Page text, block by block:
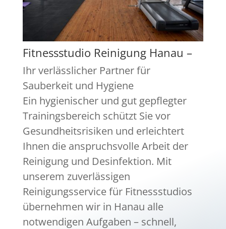
Fitnessstudio Reinigung Hanau –
Ihr verlässlicher Partner für
Sauberkeit und Hygiene
Ein hygienischer und gut gepflegter
Trainingsbereich schützt Sie vor
Gesundheitsrisiken und erleichtert
Ihnen die anspruchsvolle Arbeit der
Reinigung und Desinfektion. Mit
unserem zuverlässigen
Reinigungsservice für Fitnessstudios
übernehmen wir in Hanau alle
notwendigen Aufgaben – schnell,